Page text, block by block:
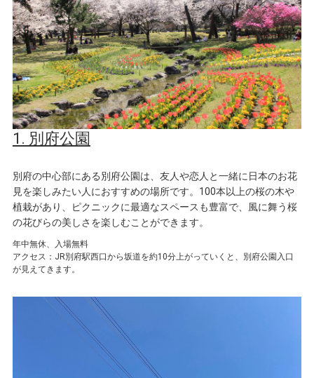
1. 別府公園
別府の中心部にある別府公園は、友人や恋人と一緒に日本のお花
見を楽しみたい人におすすめの場所です。100本以上の桜の木や
植栽があり、ピクニックに最適なスペースも豊富で、風に舞う桜
の花びらの美しさを楽しむことができます。
年中無休、入場無料
アクセス：JR別府駅西口から坂道を約10分上がっていくと、別府公園入口
が見えてきます。